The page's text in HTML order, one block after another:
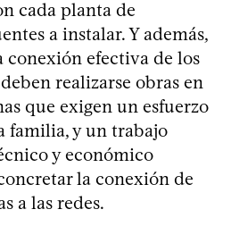
cada planta de
a instalar. Y además,
conexión efectiva de los
realizarse obras en
que exigen un esfuerzo
familia, y un trabajo
y económico
la conexión de
a las redes.